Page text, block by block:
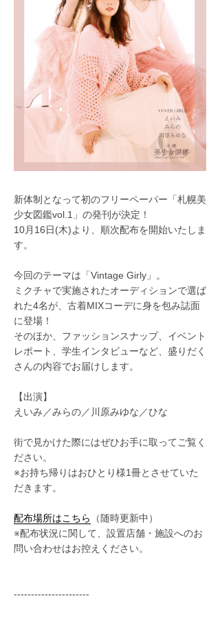
新体制となって初のフリーペーパー「札幌美
少女図鑑vol.1」の発刊が決定！
10月16日(木)より、順次配布を開始いたしま
す。
今回のテーマは「Vintage Girly」。
ミクチャで実施されたオーディションで選ば
れた4名が、古着MIXコーデに身を包み誌面
に登場！
そのほか、ファッションスナップ、イベント
レポート、学生インタビューなど、盛りだく
さんの内容でお届けします。
【出演】
えいみ／みらの／川原みゆな／ひな
街で見かけた際にはぜひお手に取ってご覧く
ださい。
※お持ち帰りはおひとり様1冊とさせていた
だきます。
配布場所はこちら
（随時更新中）
※配布状況に関して、設置店舗・施設へのお
問い合わせはお控えください。
----------------------